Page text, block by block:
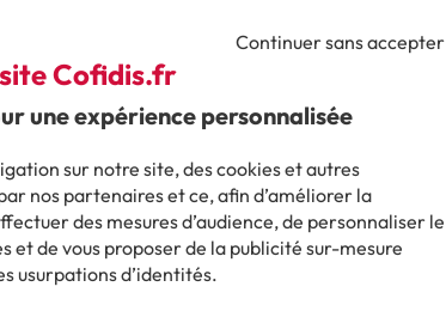
surprises sur les factures ! Vous
emménager !
Continuer sans accepter
Cofidis.fr
une expérience personnalisée
sur notre site, des cookies et autres
nos partenaires et ce, afin d’améliorer la
des mesures d’audience, de personnaliser le
et de vous proposer de la publicité sur-mesure
usurpations d’identités.